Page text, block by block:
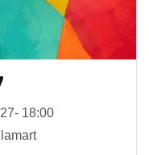
18:00